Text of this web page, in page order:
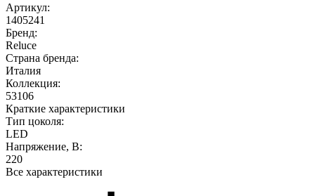
Артикул:
1405241
Бренд:
Reluce
Страна бренда:
Италия
Коллекция:
53106
Краткие характеристики
Тип цоколя:
LED
Напряжение, В:
220
Все характеристики